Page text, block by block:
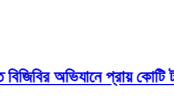
অভিযানে প্রায় কোটি